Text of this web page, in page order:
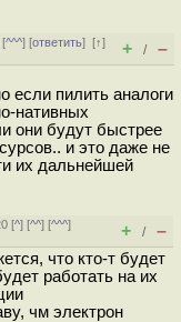
[^^^] [ответить][↑]
+ / –
если пилить аналоги
нативных
они будут быстрее
и это даже не
их дальнейшей
[^] [^^] [^^^]
+ / –
что кто-т будет
работать на их
чм электрон